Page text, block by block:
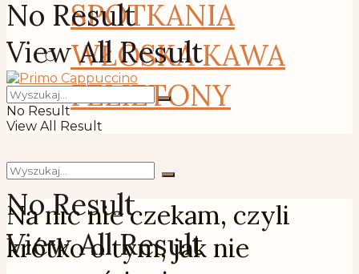
SPOTKANIA
WŁOSKA KAWA
FELIETONY
No Result
View All Result
No Result
View All Result
No Result
View All Result
Na nic nie czekam, czyli
krótko o tym, jak nie